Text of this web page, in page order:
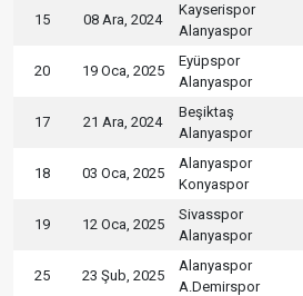
15 08 Ara, 2024
Kayserispor
Alanyaspor
20 19 Oca, 2025
Eyüpspor
Alanyaspor
17 21 Ara, 2024
Beşiktaş
Alanyaspor
18 03 Oca, 2025
Alanyaspor
Konyaspor
19 12 Oca, 2025
Sivasspor
Alanyaspor
25 23 Şub, 2025
Alanyaspor
A.Demirspor